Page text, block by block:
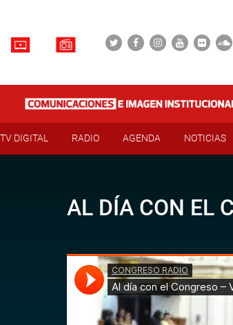
TV DIGITAL RADIO AGENDA NOTICIAS
AL DÍA CON EL